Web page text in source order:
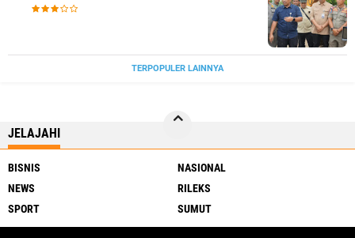
TERPOPULER LAINNYA
JELAJAHI
BISNIS
NASIONAL
NEWS
RILEKS
SPORT
SUMUT